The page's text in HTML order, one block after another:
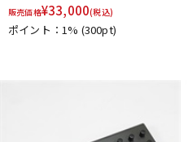
販売価格¥33,000(税込)
ポイント：1% (300pt)